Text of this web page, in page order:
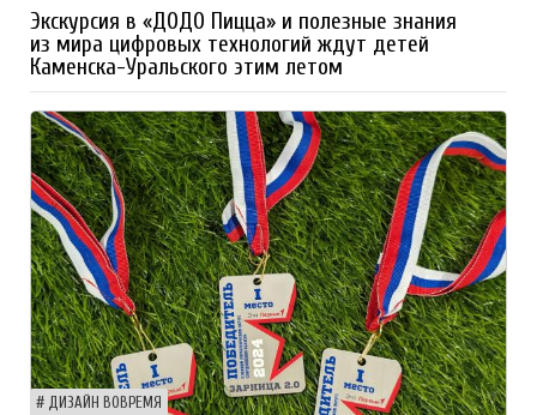
Экскурсия в «ДОДО Пицца» и полезные знания
из мира цифровых технологий ждут детей
Каменска-Уральского этим летом
ДИЗАЙН ВОВРЕМЯ